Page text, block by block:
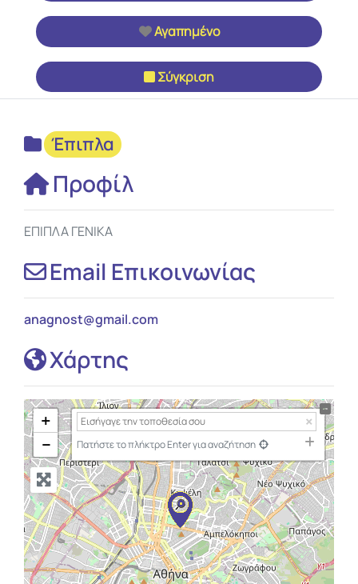
Αγαπημένο
Σύγκριση
Έπιπλα
Προφίλ
ΕΠΙΠΛΑ ΓΕΝΙΚΑ
Email Επικοινωνίας
anagnost@gmail.com
Χάρτης
+
−
Πατήστε το πλήκτρο Enter για αναζήτηση